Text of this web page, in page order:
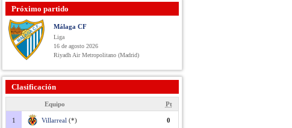
Próximo partido
Málaga CF
Liga
16 de agosto 2026
Riyadh Air Metropolitano (Madrid)
Clasificación
Equipo Pt
1 Villarreal (*) 0